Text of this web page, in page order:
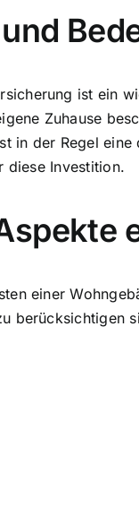
ist ein
Zuhause
in der Regel
diese Investition.
einer
berücksichtigen